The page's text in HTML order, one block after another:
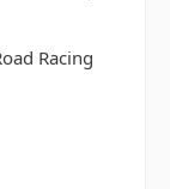
Racing